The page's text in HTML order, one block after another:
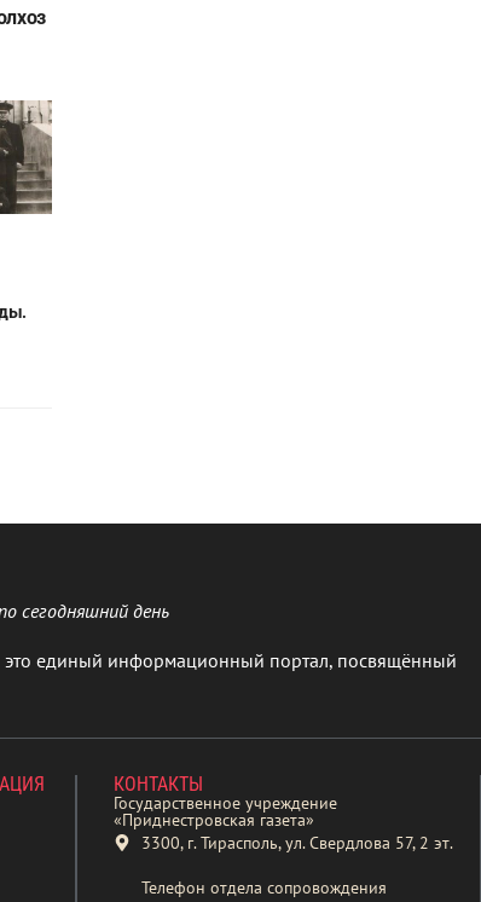
сегодняшний день
это единый информационный портал, посвящённый
КОНТАКТЫ
Государственное учреждение
«Приднестровская газета»
3300, г. Тирасполь, ул. Свердлова 57, 2 эт.
Телефон отдела сопровождения